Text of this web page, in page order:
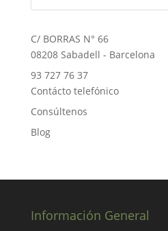
C/ BORRAS N° 66
08208 Sabadell - Barcelona
93 727 76 37
Contácto telefónico
Consúltenos
Blog
Información General